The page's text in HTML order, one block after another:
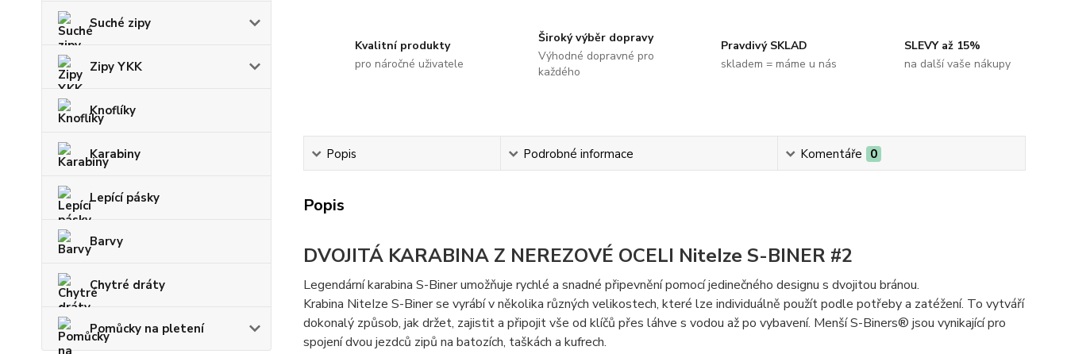
Suché zipy
Zipy YKK
Knoflíky
Karabiny
Lepící pásky
Barvy
Chytré dráty
Pomůcky na pletení
Kvalitní produkty
pro náročné uživatele
Široký výběr dopravy
Výhodné dopravné pro
každého
Pravdivý SKLAD
skladem = máme u nás
SLEVY až 15%
na další vaše nákupy
Popis Podrobné informace Komentáře 0
Popis
DVOJITÁ KARABINA Z NEREZOVÉ OCELI NiteIze S-BINER #2
Legendární karabina S-Biner umožňuje rychlé a snadné připevnění pomocí jedinečného designu s dvojitou bránou.
Krabina NiteIze S-Biner se vyrábí v několika různých velikostech, které lze individuálně použít podle potřeby a zatéžení. To vytváří
dokonalý způsob, jak držet, zajistit a připojit vše od klíčů přes láhve s vodou až po vybavení. Menší S-Biners® jsou vynikající pro
spojení dvou jezdců zipů na batozích, taškách a kufrech.